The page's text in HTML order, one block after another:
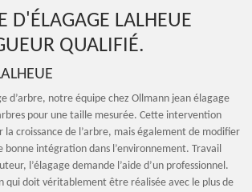
D'ÉLAGAGE LALHEUE
QUALIFIÉ.
d’arbre, notre équipe chez Ollmann jean élagage
pour une taille mesurée. Cette intervention
croissance de l’arbre, mais également de modifier
bonne intégration dans l’environnement. Travail
l’élagage demande l’aide d’un professionnel.
qui doit véritablement être réalisée avec le plus de